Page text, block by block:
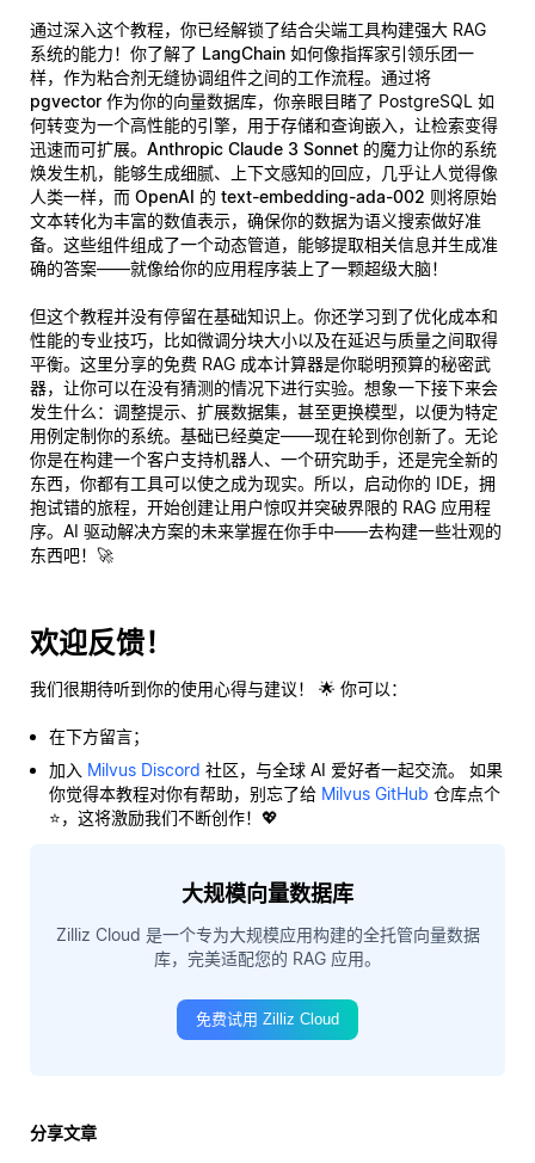
通过深入这个教程，你已经解锁了结合尖端工具构建强大 RAG
系统的能力！你了解了 LangChain 如何像指挥家引领乐团一
样，作为粘合剂无缝协调组件之间的工作流程。通过将
pgvector 作为你的向量数据库，你亲眼目睹了 PostgreSQL 如
何转变为一个高性能的引擎，用于存储和查询嵌入，让检索变得
迅速而可扩展。 Anthropic Claude 3 Sonnet 的魔力让你的系统
焕发生机，能够生成细腻、上下文感知的回应，几乎让人觉得像
人类一样，而 OpenAI 的 text-embedding-ada-002 则将原始
文本转化为丰富的数值表示，确保你的数据为语义搜索做好准
备。这些组件组成了一个动态管道，能够提取相关信息并生成准
确的答案——就像给你的应用程序装上了一颗超级大脑！
但这个教程并没有停留在基础知识上。你还学习到了优化成本和
性能的专业技巧，比如微调分块大小以及在延迟与质量之间取得
平衡。这里分享的免费 RAG 成本计算器是你聪明预算的秘密武
器，让你可以在没有猜测的情况下进行实验。想象一下接下来会
发生什么：调整提示、扩展数据集，甚至更换模型，以便为特定
用例定制你的系统。基础已经奠定——现在轮到你创新了。无论
你是在构建一个客户支持机器人、一个研究助手，还是完全新的
东西，你都有工具可以使之成为现实。所以，启动你的 IDE，拥
抱试错的旅程，开始创建让用户惊叹并突破界限的 RAG 应用程
序。AI 驱动解决方案的未来掌握在你手中——去构建一些壮观的
东西吧！🚀
欢迎反馈！
我们很期待听到你的使用心得与建议！ 🌟 你可以：
在下方留言；
加入 Milvus Discord 社区，与全球 AI 爱好者一起交流。 如果
你觉得本教程对你有帮助，别忘了给 Milvus GitHub 仓库点个
⭐，这将激励我们不断创作！💖
大规模向量数据库
Zilliz Cloud 是一个专为大规模应用构建的全托管向量数据
库，完美适配您的 RAG 应用。
免费试用 Zilliz Cloud
分享文章